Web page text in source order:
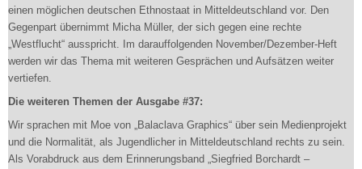
einen möglichen deutschen Ethnostaat in Mitteldeutschland vor. Den
Gegenpart übernimmt Micha Müller, der sich gegen eine rechte
„Westflucht“ ausspricht. Im darauffolgenden November/Dezember-Heft
werden wir das Thema mit weiteren Gesprächen und Aufsätzen weiter
vertiefen.
Die weiteren Themen der Ausgabe #37:
Wir sprachen mit Moe von „Balaclava Graphics“ über sein Medienprojekt
und die Normalität, als Jugendlicher in Mitteldeutschland rechts zu sein.
Als Vorabdruck aus dem Erinnerungsband „Siegfried Borchardt –